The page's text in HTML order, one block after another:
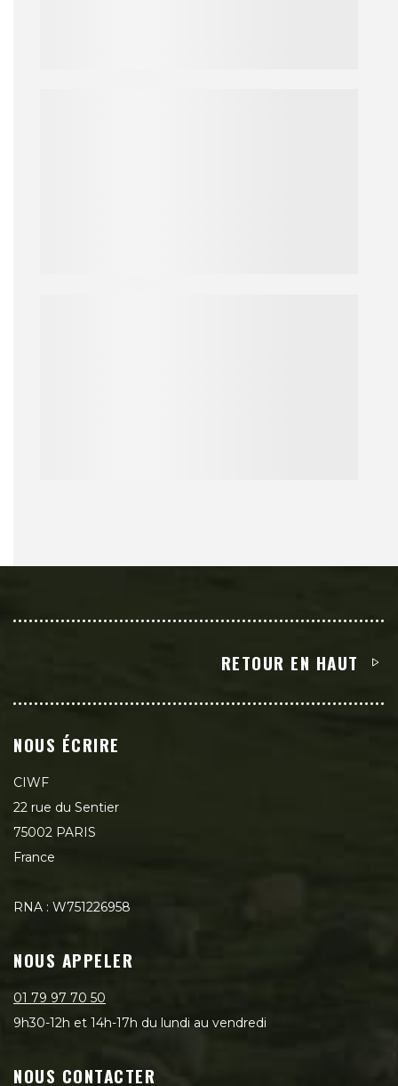
RETOUR EN HAUT
NOUS ÉCRIRE
CIWF
22 rue du Sentier
75002 PARIS
France
RNA : W751226958
NOUS APPELER
01 79 97 70 50
9h30-12h et 14h-17h du lundi au vendredi
NOUS CONTACTER